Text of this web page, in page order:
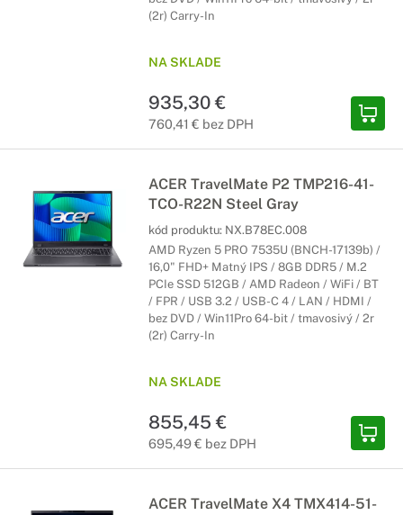
(2r) Carry-In
NA SKLADE
935,30 €
760,41 € bez DPH
ACER TravelMate P2 TMP216-41-
TCO-R22N Steel Gray
kód produktu: NX.B78EC.008
AMD Ryzen 5 PRO 7535U (BNCH-17139b) /
16,0" FHD+ Matný IPS / 8GB DDR5 / M.2
PCIe SSD 512GB / AMD Radeon / WiFi / BT
/ FPR / USB 3.2 / USB-C 4 / LAN / HDMI /
bez DVD / Win11Pro 64-bit / tmavosivý / 2r
(2r) Carry-In
NA SKLADE
855,45 €
695,49 € bez DPH
ACER TravelMate X4 TMX414-51-